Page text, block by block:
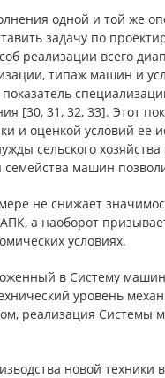
одной и той же
задачу по
реализации всего
типаж машин и
[30, 31, 32, 33]. Этот
и оценкой условий
сельского
машин
не снижает
а наоборот
условиях.
в Систему
уровень
реализация Системы
новой техники